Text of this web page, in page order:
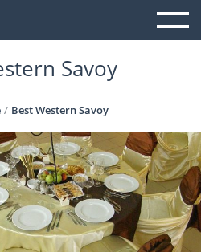
Savoy
Best Western Savoy